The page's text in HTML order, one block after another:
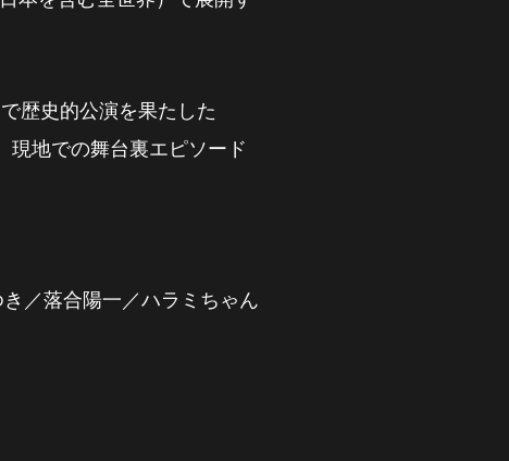
歴史的公演を果たした
現地での舞台裏エピソード
／落合陽一／ハラミちゃん